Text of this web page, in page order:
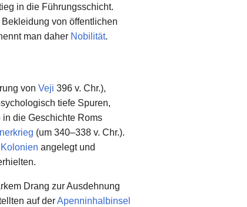
in die Führungsschicht.
von öffentlichen
man daher Nobilität.
von Veji 396 v. Chr.),
tiefe Spuren,
in die Geschichte Roms
(um 340–338 v. Chr.).
Kolonien angelegt und
Drang zur Ausdehnung
auf derApenninhalbinsel